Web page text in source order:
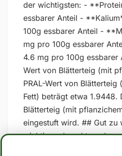
der wichtigsten: -
essbarer Anteil -
100g essbarer Anteil -
mg pro 100g essbarer
4.6 mg pro 100g essbarer
Wert von Blätterteig (mit
PRAL-Wert von Blätterteig
Fett) beträgt etwa 1.9448.
Blätterteig (mit
eingestuft wird. ## Gut zu
wichtig zu beachten, dass